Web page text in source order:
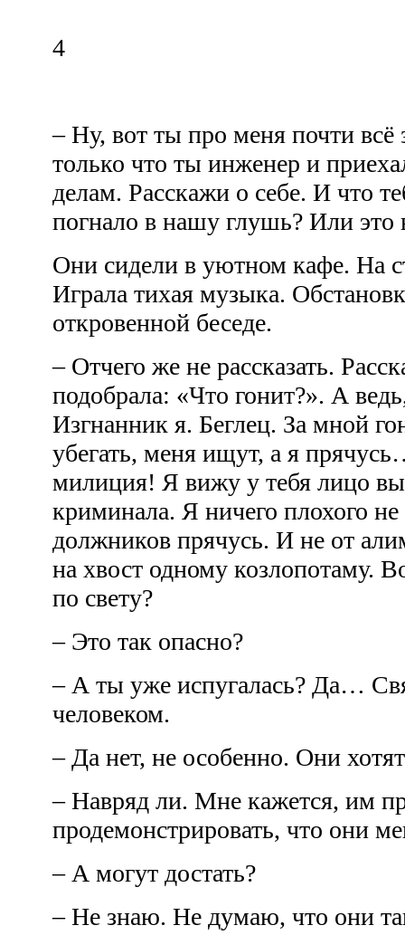
4
– Ну, вот ты про меня почти всё
только что ты инженер и
делам. Расскажи о себе. И что
погнало в нашу глушь? Или это
Они сидели в уютном кафе. На
Играла тихая музыка.
откровенной беседе.
– Отчего же не рассказать.
подобрала: «Что гонит?». А
Изгнанник я. Беглец. За мной
убегать, меня ищут, а я
милиция! Я вижу у тебя лицо
криминала. Я ничего плохого
должников прячусь. И не от
на хвост одному козлопотаму.
по свету?
– Это так опасно?
– А ты уже испугалась? Да…
человеком.
– Да нет, не особенно. Они
– Навряд ли. Мне кажется, им
продемонстрировать, что они
– А могут достать?
– Не знаю. Не думаю, что они